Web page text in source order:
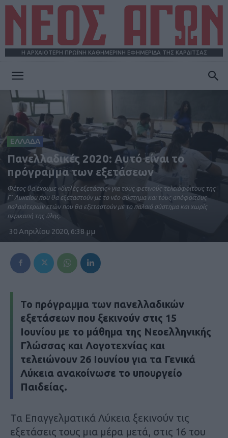
Η ΑΡΧΑΙΟΤΕΡΗ ΠΡΩΪΝΗ ΚΑΘΗΜΕΡΙΝΗ ΕΦΗΜΕΡΙΔΑ ΤΗΣ ΚΑΡΔΙΤΣΑΣ
ΑΓΩΝ
ΕΛΛΑΔΑ
Πανελλαδικές 2020: Αυτό είναι το
πρόγραμμα των εξετάσεων
Φέτος θα έχουμε «διπλές εξετάσεις» για τους φετινούς τελειόφοιτους της
Γ΄ Λυκείου που θα εξεταστούν με το νέο σύστημα και τους απόφοιτους
παλαιότερων ετών που θα εξεταστούν με το παλαιό σύστημα και χωρίς
περικοπή της ύλης.
30 Απριλίου 2020, 6:38 μμ
Το πρόγραμμα των πανελλαδικών
εξετάσεων που ξεκινούν στις 15
Ιουνίου με το μάθημα της Νεοελληνικής
Γλώσσας και Λογοτεχνίας και
τελειώνουν 26 Ιουνίου για τα Γενικά
Λύκεια ανακοίνωσε το υπουργείο
Παιδείας.
Τα Επαγγελματικά Λύκεια ξεκινούν τις
εξετάσεις τους μια μέρα μετά, στις 16 του